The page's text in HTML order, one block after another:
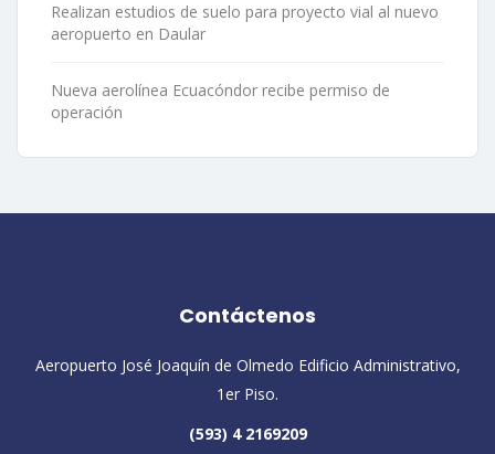
Realizan estudios de suelo para proyecto vial al nuevo
aeropuerto en Daular
Nueva aerolínea Ecuacóndor recibe permiso de
operación
Contáctenos
Aeropuerto José Joaquín de Olmedo Edificio Administrativo,
1er Piso.
(593) 4 2169209